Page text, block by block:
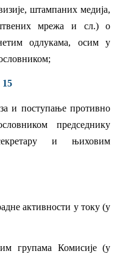
штампаних медија,
мрежа и сл.) о
одлукама, осим у
и поступање противно
председнику
и њиховим
активности у току (у
групама Комисије (у